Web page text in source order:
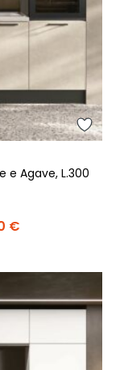
e Agave, L.300
€